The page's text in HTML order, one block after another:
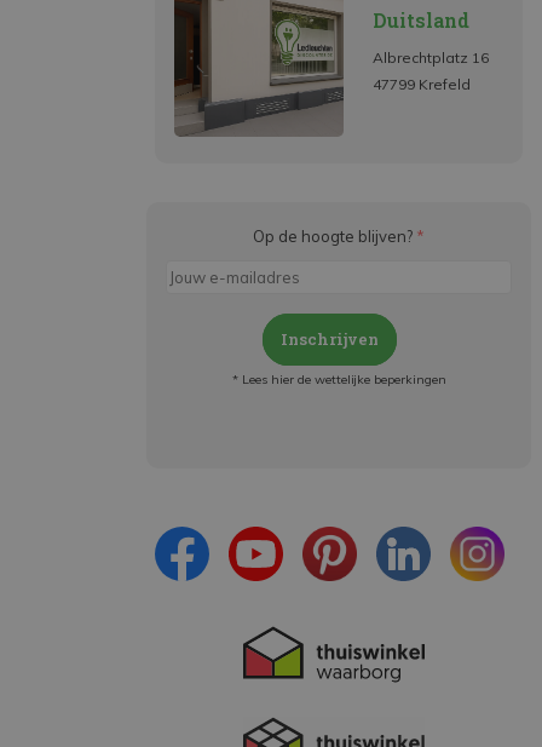
Duitsland
Albrechtplatz 16
47799 Krefeld
Op de hoogte blijven? *
Inschrijven
* Lees hier de wettelijke beperkingen